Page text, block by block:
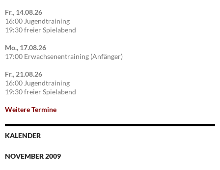
Fr., 14.08.26
16:00 Jugendtraining
19:30 freier Spielabend
Mo., 17.08.26
17:00 Erwachsenentraining (Anfänger)
Fr., 21.08.26
16:00 Jugendtraining
19:30 freier Spielabend
Weitere Termine
KALENDER
NOVEMBER 2009